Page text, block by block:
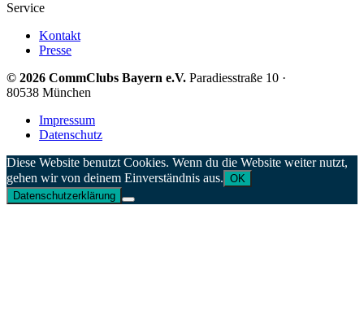
Service
Kontakt
Presse
© 2026 CommClubs Bayern e.V. Paradiesstraße 10 ·
80538 München
Impressum
Datenschutz
Diese Website benutzt Cookies. Wenn du die Website weiter nutzt,
gehen wir von deinem Einverständnis aus. OK
Datenschutzerklärung